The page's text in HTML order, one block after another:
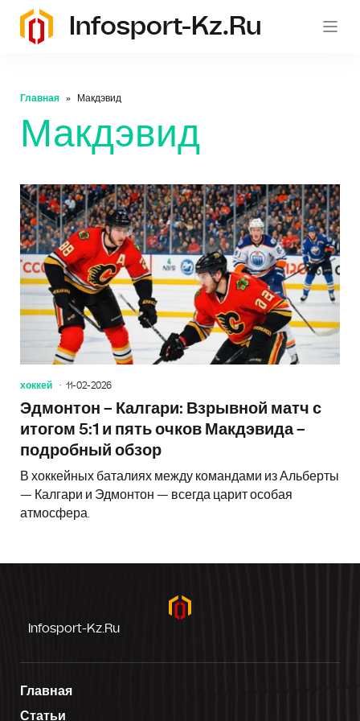
Infosport-Kz.ru
Главная Макдэвид
Макдэвид
хоккей 11-02-2026
Эдмонтон – Калгари: Взрывной матч с
итогом 5:1 и пять очков Макдэвида –
подробный обзор
В хоккейных баталиях между командами из Альберты
— Калгари и Эдмонтон — всегда царит особая
атмосфера.
Infosport-Kz.ru
Главная
Статьи